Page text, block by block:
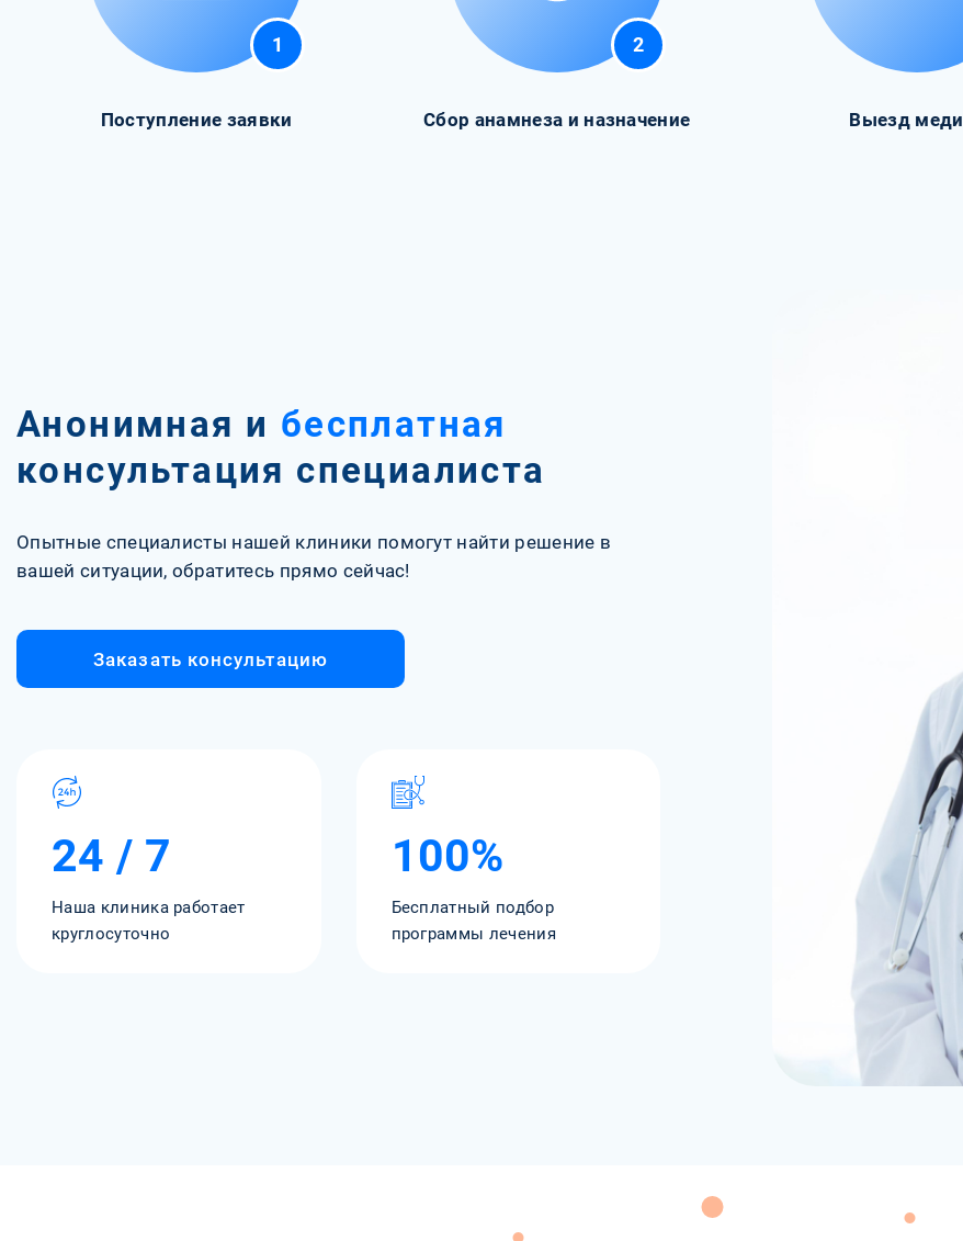
1
Поступление заявки
2
Сбор анамнеза и назначение Выезд
Анонимная и бесплатная
консультация специалиста
Опытные специалисты нашей клиники помогут найти решение в
вашей ситуации, обратитесь прямо сейчас!
Заказать консультацию
24 / 7
Наша клиника работает
круглосуточно
100%
Бесплатный подбор
программы лечения